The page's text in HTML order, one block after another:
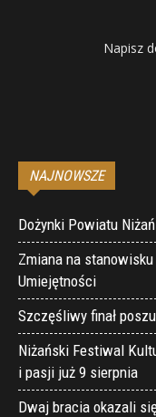
Napisz
NAJNOWSZE
Dożynki Powiatu
Zmiana na
Umiejętności
Szczęśliwy finał
Niżański Festiwal
i pasji już 9 sierpnia
Dwaj bracia okazali